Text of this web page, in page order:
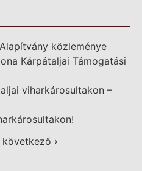
közleménye
Kárpátaljai Támogatási
viharkárosultakon –
következő ›